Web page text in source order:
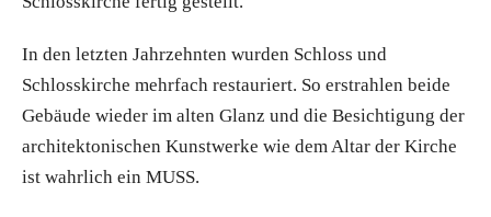
In den letzten Jahrzehnten wurden Schloss und
Schlosskirche mehrfach restauriert. So erstrahlen beide
Gebäude wieder im alten Glanz und die Besichtigung der
architektonischen Kunstwerke wie dem Altar der Kirche
ist wahrlich ein MUSS.